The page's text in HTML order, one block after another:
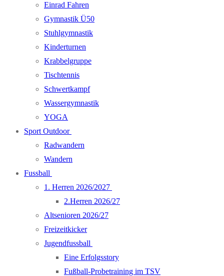
Einrad Fahren
Gymnastik Ü50
Stuhlgymnastik
Kinderturnen
Krabbelgruppe
Tischtennis
Schwertkampf
Wassergymnastik
YOGA
Sport Outdoor
Radwandern
Wandern
Fussball
1. Herren 2026/2027
2.Herren 2026/27
Altsenioren 2026/27
Freizeitkicker
Jugendfussball
Eine Erfolgsstory
Fußball-Probetraining im TSV